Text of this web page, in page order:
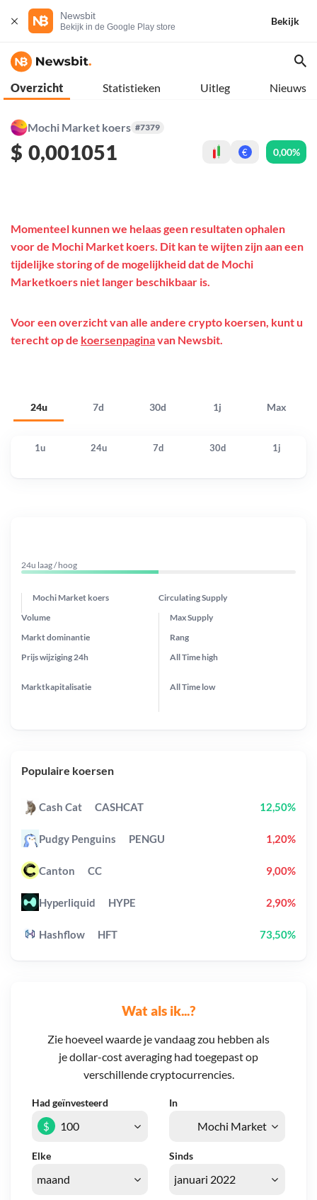
Newsbit
Bekijk in de Google Play store
Bekijk
Overzicht Statistieken Uitleg Nieuws
Mochi Market koers #7379
$ 0,001051 € 0,00%
24u 7d 30d 1j Max
Momenteel kunnen we helaas geen resultaten ophalen
voor de Mochi Market koers. Dit kan te wijten zijn aan een
tijdelijke storing of de mogelijkheid dat de Mochi
Marketkoers niet langer beschikbaar is.
Voor een overzicht van alle andere crypto koersen, kunt u
terecht op de koersenpaginavan Newsbit.
1u 24u 7d 30d 1j
Wat als ik...?
Zie hoeveel waarde je vandaag zou hebben als
je dollar-cost averaging had toegepast op
verschillende cryptocurrencies.
Had geïnvesteerd In
Elke Sinds
$
24u laag / hoog
Mochi Market koers Circulating Supply
Prijs wijziging24h
Max Supply
Markt dominantie
Marktkapitalisatie
Volume
Rang
All Timehigh
All Time low
Populaire koersen
Cash Cat CASHCAT 12,50%
Pudgy Penguins PENGU 1,20%
Canton CC 9,00%
Hyperliquid HYPE 2,90%
Hashflow HFT 73,50%